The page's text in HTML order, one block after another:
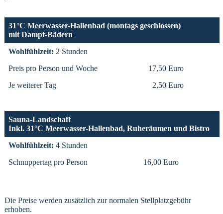
31°C Meerwasser-Hallenbad (montags geschlossen)
mit Dampf-Bädern
Wohlfühlzeit: 2 Stunden
Preis pro Person und Woche
17,50 Euro
Je weiterer Tag
2,50 Euro
Sauna-Landschaft
Inkl. 31°C Meerwasser-Hallenbad, Ruheräumen und Bistro
Wohlfühlzeit: 4 Stunden
Schnuppertag pro Person
16,00 Euro
Die Preise werden zusätzlich zur normalen Stellplatzgebühr
erhoben.